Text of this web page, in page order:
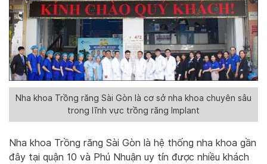
Nha khoa Trồng răng Sài Gòn là cơ sở nha khoa chuyên sâu
trong lĩnh vực trồng răng Implant
Nha khoa Trồng răng Sài Gòn là hệ thống nha khoa gần
đây tại quận 10 và Phú Nhuận uy tín được nhiều khách